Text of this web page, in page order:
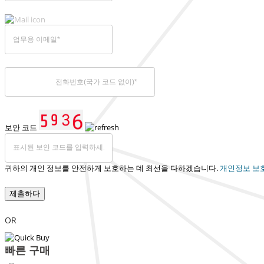
보안 코드
귀하의 개인 정보를 안전하게 보호하는 데 최선을 다하겠습니다. 개인정보 보
제출하다
OR
빠른 구매